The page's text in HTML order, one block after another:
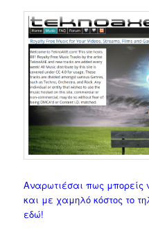
Αναρωτιέσαι πως μπορείς
και με χαμηλό κόστος το
εδώ!